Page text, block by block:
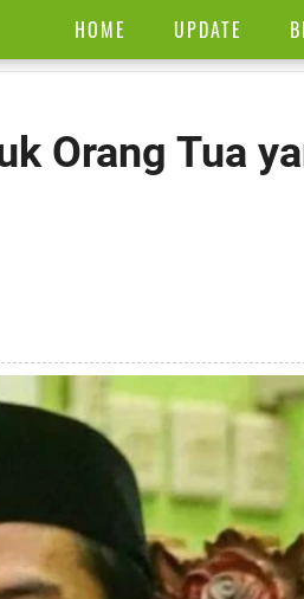
HOME UPDATE
Orang Tua